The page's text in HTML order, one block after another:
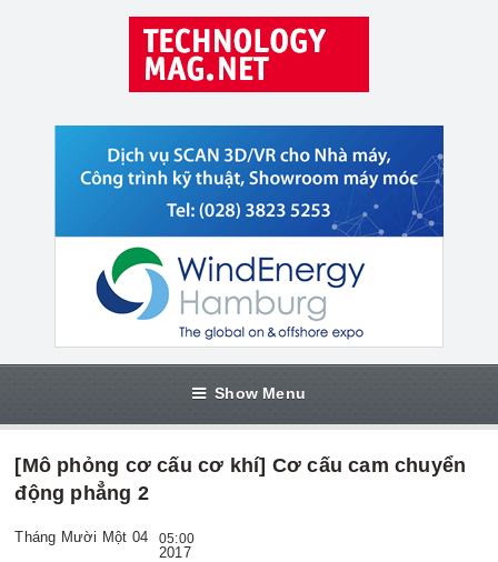
Show Menu
[Mô phỏng cơ cấu cơ khí] Cơ cấu cam chuyển
động phẳng 2
Tháng Mười Một 04 05:00
2017